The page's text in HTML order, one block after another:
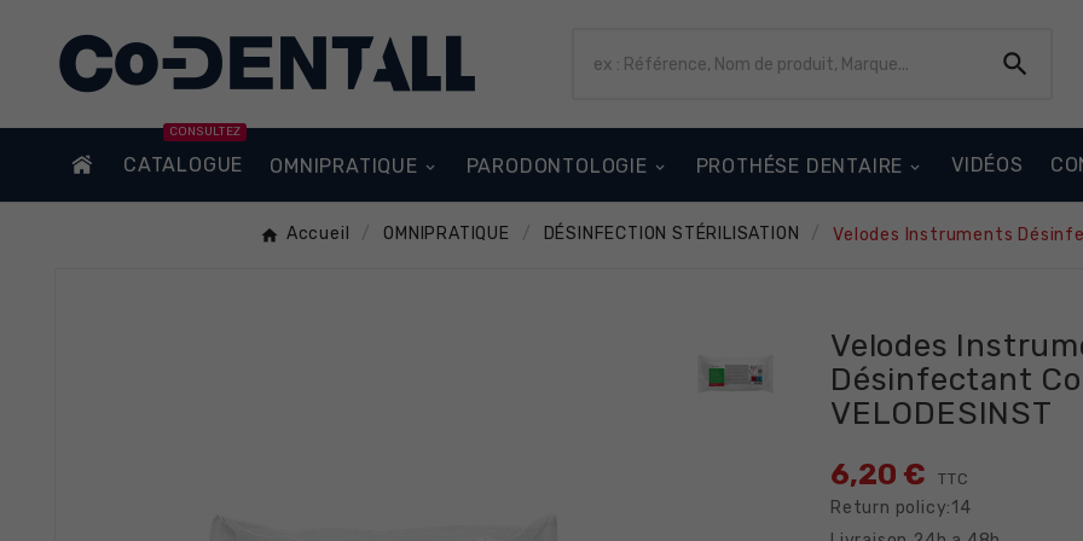

CATALOGUE
CONSULTEZ
OMNIPRATIQUE PARODONTOLOGIE PROTHÉSE DENTAIRE VIDÉOS
Accueil OMNIPRATIQUE DÉSINFECTION STÉRILISATION Velodes Instruments
Velodes
Désinfectant
VELODESINST
6,20 € TTC
Return policy:14